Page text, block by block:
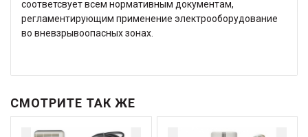
соответсвует всем нормативным документам,
регламентирующим применение электрооборудование
во вневзрывоопасных зонах.
СМОТРИТЕ ТАК ЖЕ